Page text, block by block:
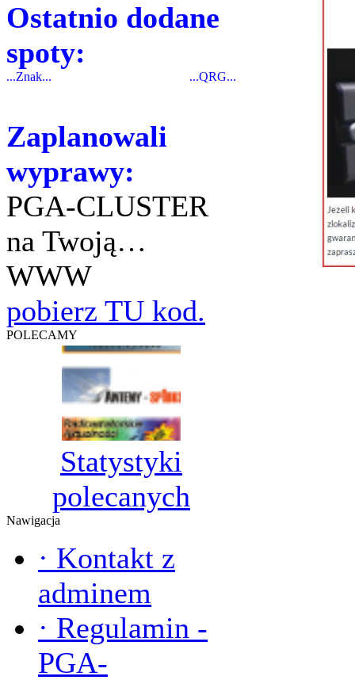
Ostatnio dodane
spoty:
...Znak... ...QRG...
Zaplanowali
wyprawy:
PGA-CLUSTER
na Twoją…
WWW
pobierz TU kod.
POLECAMY
Statystyki
polecanych
Nawigacja
· Kontakt z
adminem
· Regulamin -
PGA-